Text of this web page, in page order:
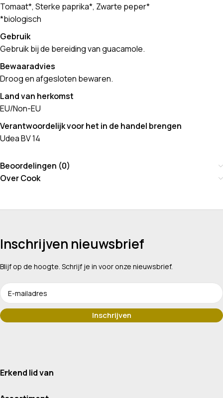
Tomaat*, Sterke paprika*, Zwarte peper*
*biologisch
Gebruik
Gebruik bij de bereiding van guacamole.
Bewaaradvies
Droog en afgesloten bewaren.
Land van herkomst
EU/Non-EU
Verantwoordelijk voor het in de handel brengen
Udea BV 14
Beoordelingen (0)
Over Cook
Inschrijven nieuwsbrief
Blijf op de hoogte. Schrijf je in voor onze nieuwsbrief.
Erkend lid van